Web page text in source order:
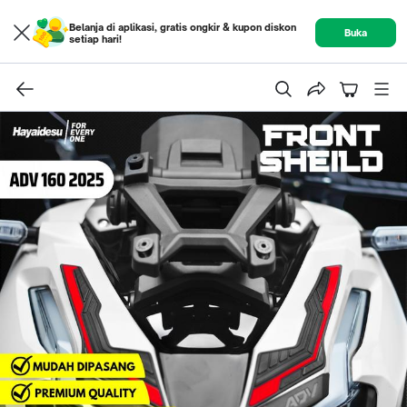
Belanja di aplikasi, gratis ongkir & kupon diskon
setiap hari!
Buka